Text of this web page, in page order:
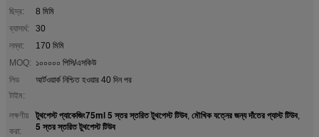
ছিদ্র:
8 মিমি
ব্যাসার্ধ:
30
লম্বা:
170 মিমি
MOQ: ১০০০০০ পিসি/এসকিউ
লিড
টাইম:
আর্টওয়ার্ক নিশ্চিত হওয়ার 40 দিন পর
লক্ষণীয়
করা:
টুথপেস্ট প্যাকেজিং75ml 5 স্তর স্তরিত টুথপেস্ট টিউব, মৌখিক যত্নের জন্য দাঁতের প্যাস্ট টিউব,
5 স্তর স্তরিত টুথপেস্ট টিউব